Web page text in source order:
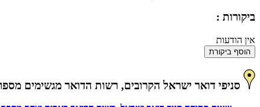
ביקורות :
אין הודעות
הוסף ביקורת
סניפי דואר ישראל הקרובים, רשות הדואר מגשימים מספר